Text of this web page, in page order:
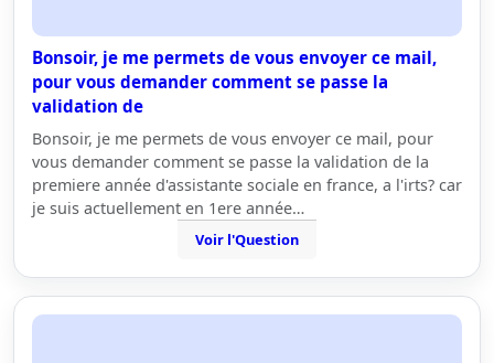
Bonsoir, je me permets de vous envoyer ce mail,
pour vous demander comment se passe la
validation de
Bonsoir, je me permets de vous envoyer ce mail, pour
vous demander comment se passe la validation de la
premiere année d'assistante sociale en france, a l'irts? car
je suis actuellement en 1ere année…
Voir l'Question